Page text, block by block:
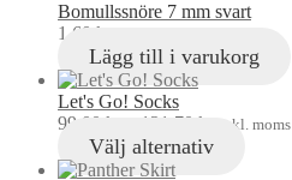
Bomullssnöre 7 mm svart
1,60 kr
Lägg till i varukorg
Let's Go! Socks
99,00 kr 121,70 kr inkl. moms
Välj alternativ